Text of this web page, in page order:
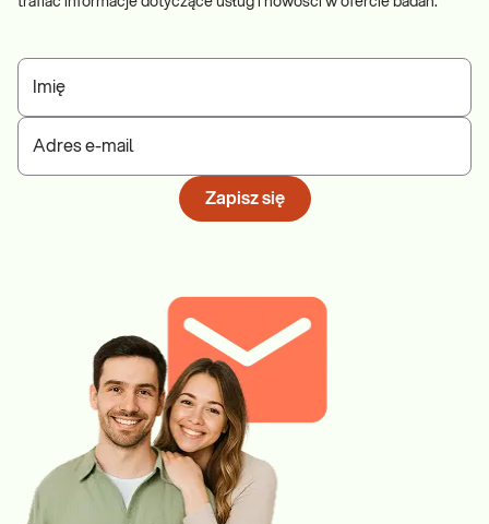
Imię
Adres e-mail
Zapisz się